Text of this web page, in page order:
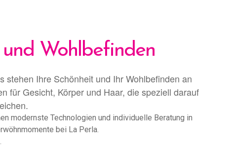
Wohlbefinden
Ihre Schönheit und Ihr Wohlbefinden an
für Gesicht, Körper und Haar, die speziell darauf
modernste Technologien und individuelle Beratung in
bei La Perla.